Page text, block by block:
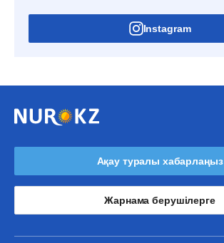
Instagram
Ақау туралы хабарлаңыз
Жарнама берушілерге